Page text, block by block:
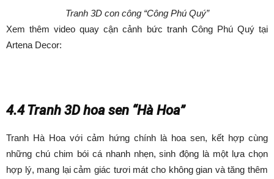
Tranh 3D con công “Công Phú Quý”
Xem thêm video quay cận cảnh bức tranh Công Phú Quý tại
Artena Decor:
4.4 Tranh 3D hoa sen “Hà Hoa”
Tranh Hà Hoa với cảm hứng chính là hoa sen, kết hợp cùng
những chú chim bói cá nhanh nhẹn, sinh động là một lựa chọn
hợp lý, mang lại cảm giác tươi mát cho không gian và tăng thêm